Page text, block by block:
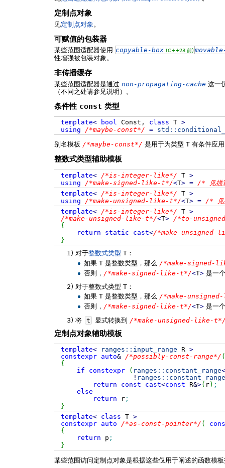
定制点对象
见定制点对象 。
可赋值的包装器
某些范围适配器使用 copyable-box (C++23 前)
性增强被包装对象。
非传播缓存
某些范围适配器是通过 non-propagating-cache 这一
（不同之处请参见说明）。
条件性 const 类型
template< bool Const, class T >
using
/*maybe-const*/ = std::
别名模板 /*maybe-const*/ 是用于为类型 T 有条件应
整数式类型辅助模板
template< /*is-integer-like*/ T >
using
/*make-signed-like-t*/<T> =
/* 见
template< /*is-integer-like*/ T >
using
/*make-unsigned-like-t*/<T> =
/* 见
template< /*is-integer-like*/ T >
/*make-unsigned-like-t*/<T>
/*to-
{
return
static_cast</*make-
}
1) 对于整数式类型 T ：
如果 T是整数类型，那么 /*make-signed-
否则， /*make-signed-like-t*/<T>是一
2) 对于整数式类型T ：
如果 T是整数类型，那么 /*make-
否则， /*make-signed-like-t*/<T>是一
3) 将 t 显式转换到 /*make-unsigned-like-
定制点对象辅助模板
template< ranges:: input_range R >
constexpr
auto& /*possibly-const-range*/ (
{
if
constexpr ( ranges:: constant_range<
! ranges:: constant_range
return
const_cast<const R&>( r) ;
else
return r;
}
template< class T >
constexpr
auto /*as-const-pointer*/ (
{
return p ;
}
某些范围访问定制点对象是根据这些仅用于阐述的函数模